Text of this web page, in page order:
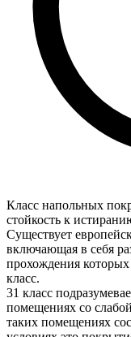
Класс напольных
стойкость к
Существует
включающая в себя
прохождения
класс.
31 класс
помещениях со
таких помещениях